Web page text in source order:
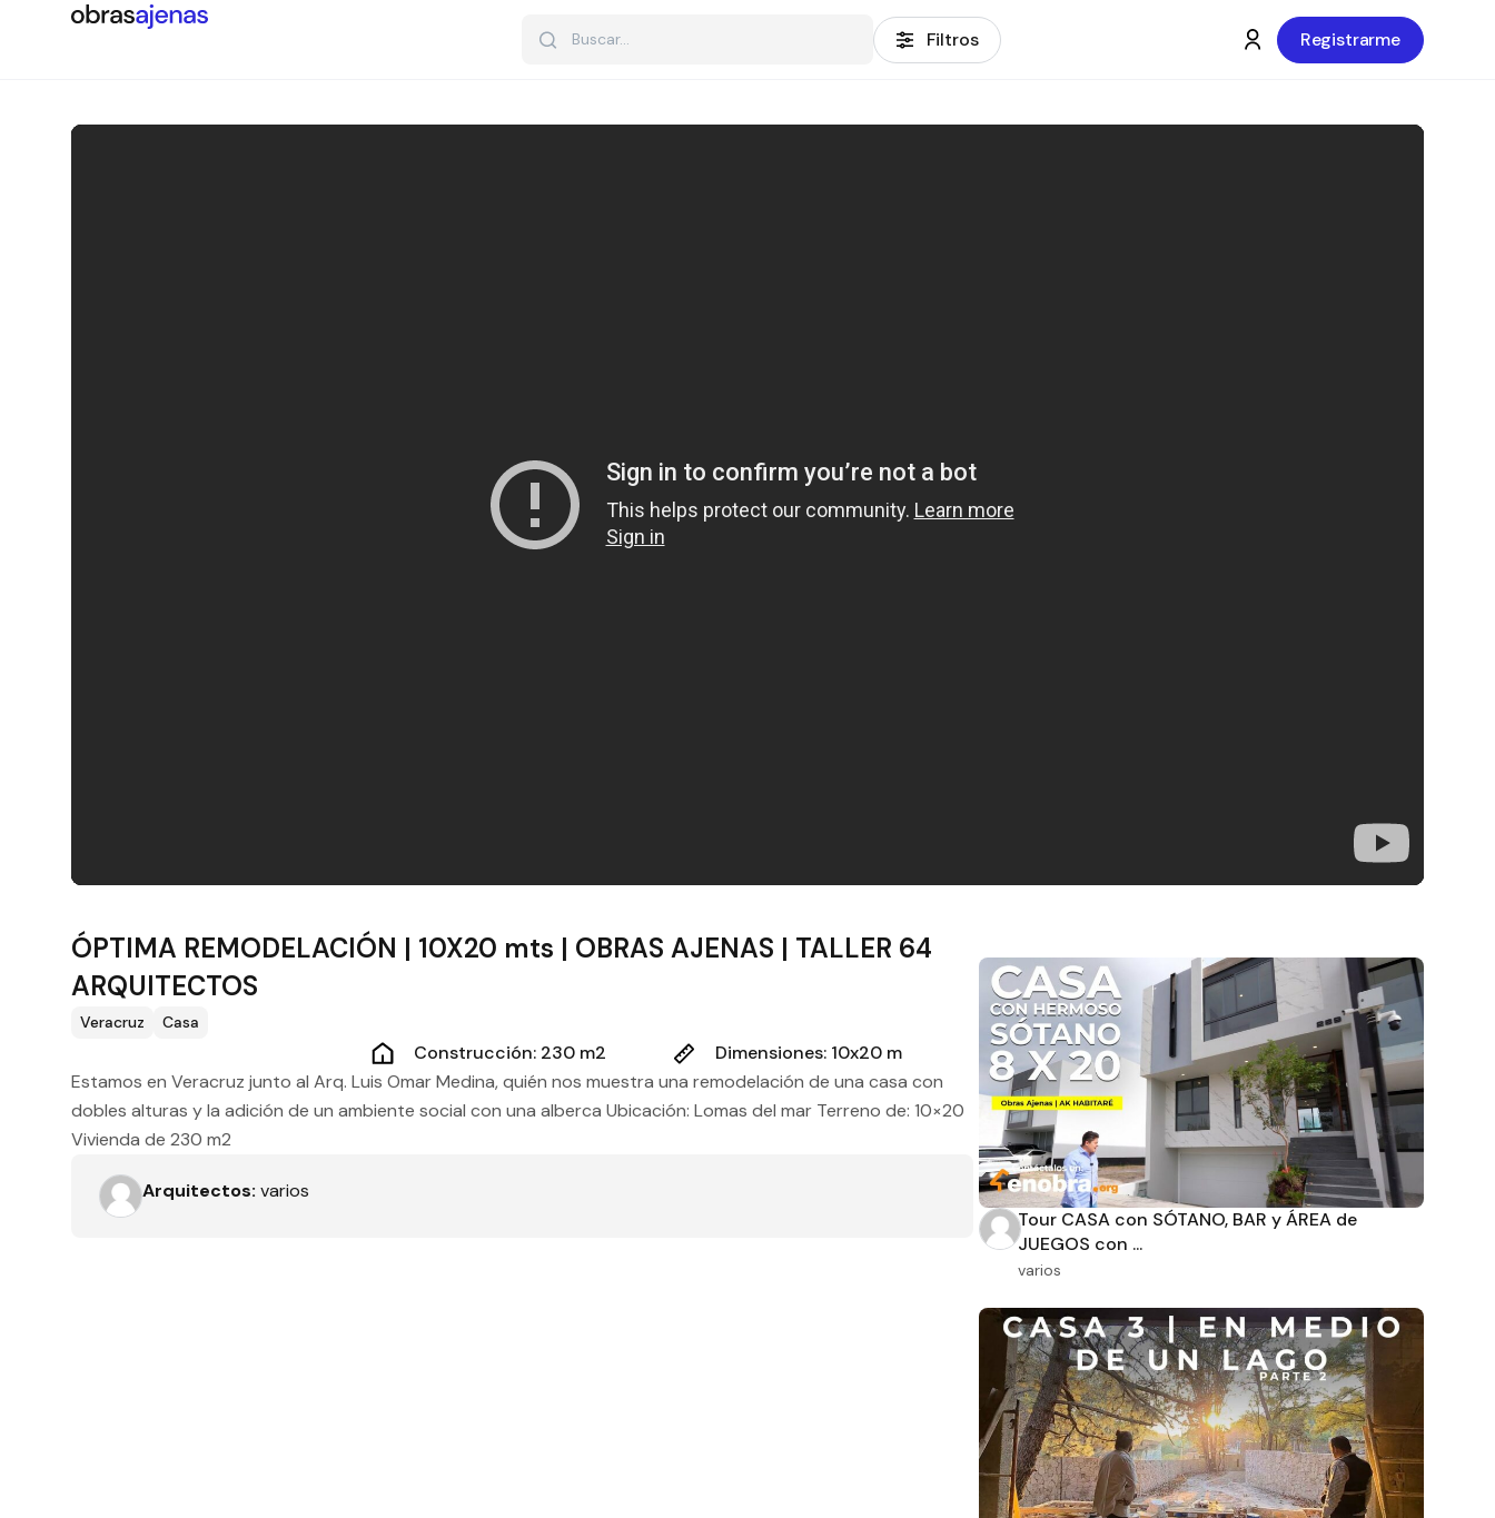
Filtros Registrarme
ÓPTIMA REMODELACIÓN | 10X20 mts | OBRAS AJENAS | TALLER 64
ARQUITECTOS
Veracruz Casa
Construcción: 230 m2
Dimensiones: 10x20 m
Estamos en Veracruz junto al Arq. Luis Omar Medina, quién nos muestra una remodelación de una casa con
dobles alturas y la adición de un ambiente social con una alberca Ubicación: Lomas del mar Terreno de: 10×20
Vivienda de 230 m2
Arquitectos: varios
Tour CASA con SÓTANO, BAR y ÁREA de
JUEGOS con ...
varios
Filtros
Recamaras Baños
m2 de terreno